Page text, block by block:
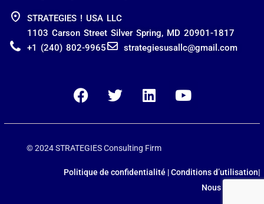
STRATEGIES ! USA LLC
1103 Carson Street Silver Spring, MD 20901-1817
+1 (240) 802-9965
strategiesusallc@gmail.com
© 2024 STRATEGIES Consulting Firm
Politique de confidentialité | Conditions d’utilisation|
Nous Contacter